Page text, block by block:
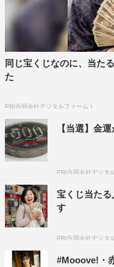
同じ宝くじなのに、当た
た
PR(合同会社デジタルファーム )
【当選】金
PR(合同会社デジタ
宝くじ当たる
す
PR(合同会社デジタ
#Mooove!・